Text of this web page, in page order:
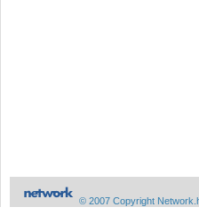
© 2007 Copyright